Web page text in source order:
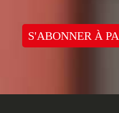
S'ABONNER À